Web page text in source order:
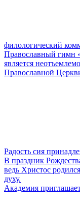
филологический
Православный гимн
является
Православной
Радость сия
В праздник
ведь Христос
духу.
Академия